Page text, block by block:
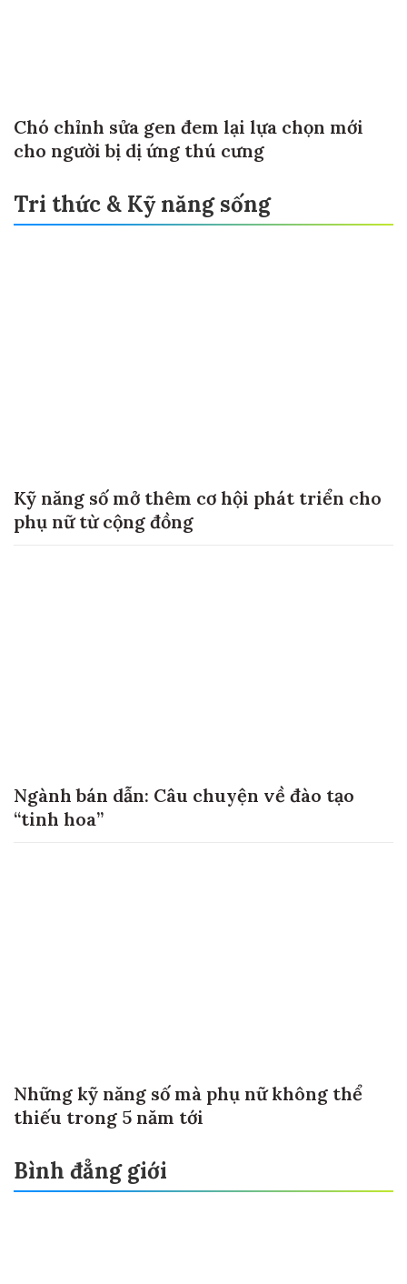
Chó chỉnh sửa gen đem lại lựa chọn mới
cho người bị dị ứng thú cưng
Tri thức & Kỹ năng sống
Kỹ năng số mở thêm cơ hội phát triển cho
phụ nữ từ cộng đồng
Ngành bán dẫn: Câu chuyện về đào tạo
“tinh hoa”
Những kỹ năng số mà phụ nữ không thể
thiếu trong 5 năm tới
Bình đẳng giới